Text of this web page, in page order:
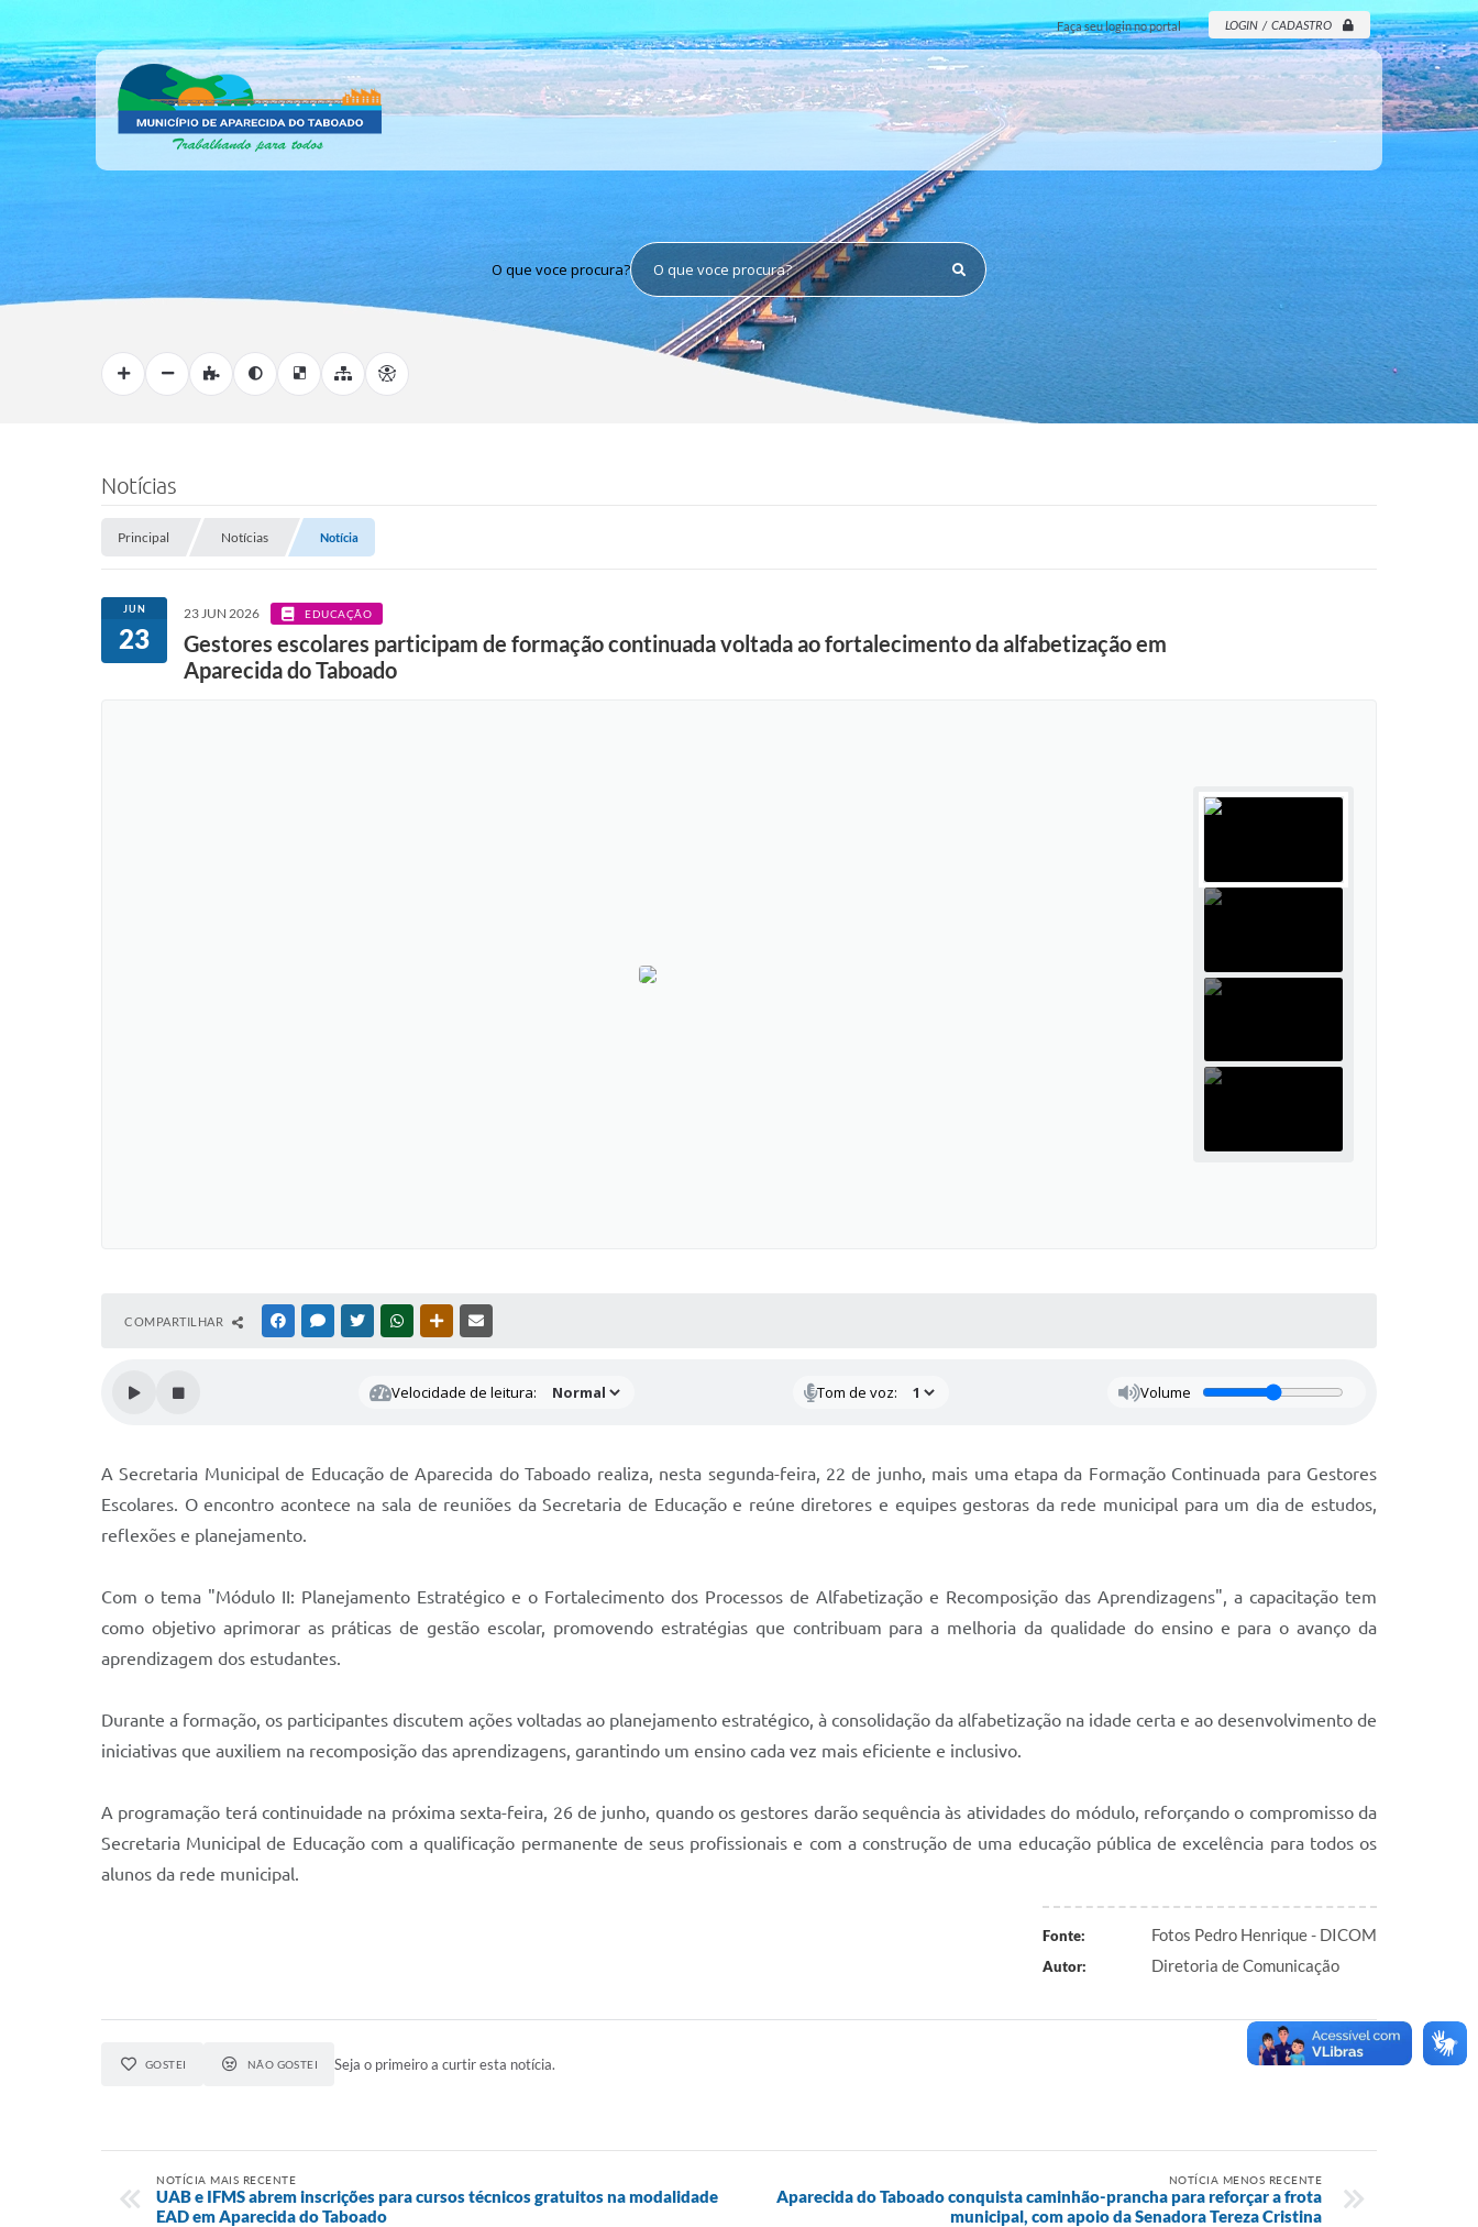
Faça seu login no portal LOGIN / CADASTRO
O que voce procura?
Notícias
Principal Notícias Notícia
JUN
23
23 JUN 2026 EDUCAÇÃO
Gestores escolares participam de formação continuada voltada ao fortalecimento da alfabetização em
Aparecida do Taboado
COMPARTILHAR FACEBOOKMESSENGER
TWITTERWHATSAPPOUTRAS MÍDIAS
Velocidade de leitura: Tom de voz: Volume
A Secretaria Municipal de Educação de Aparecida do Taboado realiza, nesta segunda-feira, 22 de junho, mais uma etapa da Formação Continuada para Gestores
Escolares. O encontro acontece na sala de reuniões da Secretaria de Educação e reúne diretores e equipes gestoras da rede municipal para um dia de estudos,
reflexões e planejamento.
Com o tema "Módulo II: Planejamento Estratégico e o Fortalecimento dos Processos de Alfabetização e Recomposição das Aprendizagens", a capacitação tem
como objetivo aprimorar as práticas de gestão escolar, promovendo estratégias que contribuam para a melhoria da qualidade do ensino e para o avanço da
aprendizagem dos estudantes.
Durante a formação, os participantes discutem ações voltadas ao planejamento estratégico, à consolidação da alfabetização na idade certa e ao desenvolvimento de
iniciativas que auxiliem na recomposição das aprendizagens, garantindo um ensino cada vez mais eficiente e inclusivo.
A programação terá continuidade na próxima sexta-feira, 26 de junho, quando os gestores darão sequência às atividades do módulo, reforçando o compromisso da
Secretaria Municipal de Educação com a qualificação permanente de seus profissionais e com a construção de uma educação pública de excelência para todos os
alunos da rede municipal.
Fonte: Fotos Pedro Henrique - DICOM
Autor: Diretoria de Comunicação
GOSTEI NÃO GOSTEI Seja o primeiro a curtir esta notícia.
NOTÍCIA MAIS RECENTE
UAB e IFMS abrem inscrições para cursos técnicos gratuitos na modalidade
EAD em Aparecida do Taboado
NOTÍCIA MENOS RECENTE
Aparecida do Taboado conquista caminhão-prancha para reforçar a frota
municipal, com apoio da Senadora Tereza Cristina